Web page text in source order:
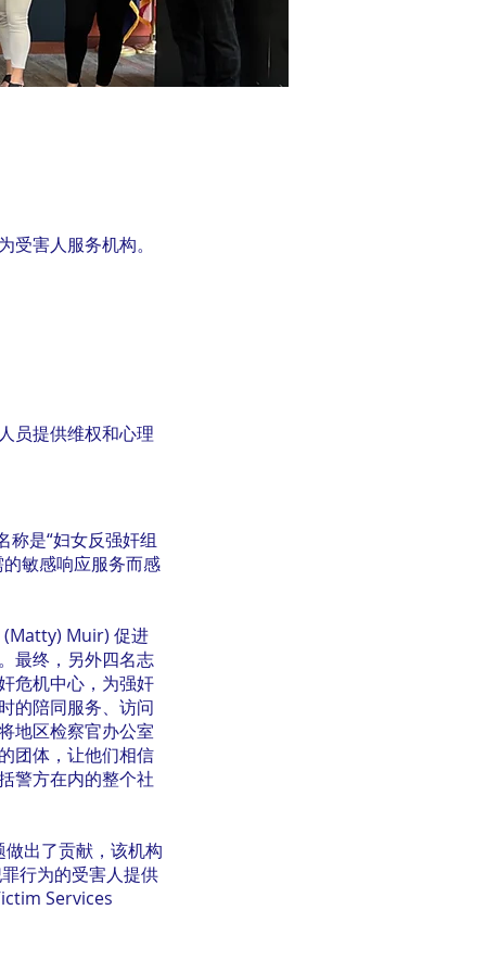
害人服务机构。
员提供维权和心理
称是“妇女反强奸组
敏感响应服务而感
(Matty) Muir) 促进
最终，另外四名志
危机中心，为强奸
的陪同服务、访问
地区检察官办公室
团体，让他们相信
警方在内的整个社
出了贡献，该机构
行为的受害人提供
Services